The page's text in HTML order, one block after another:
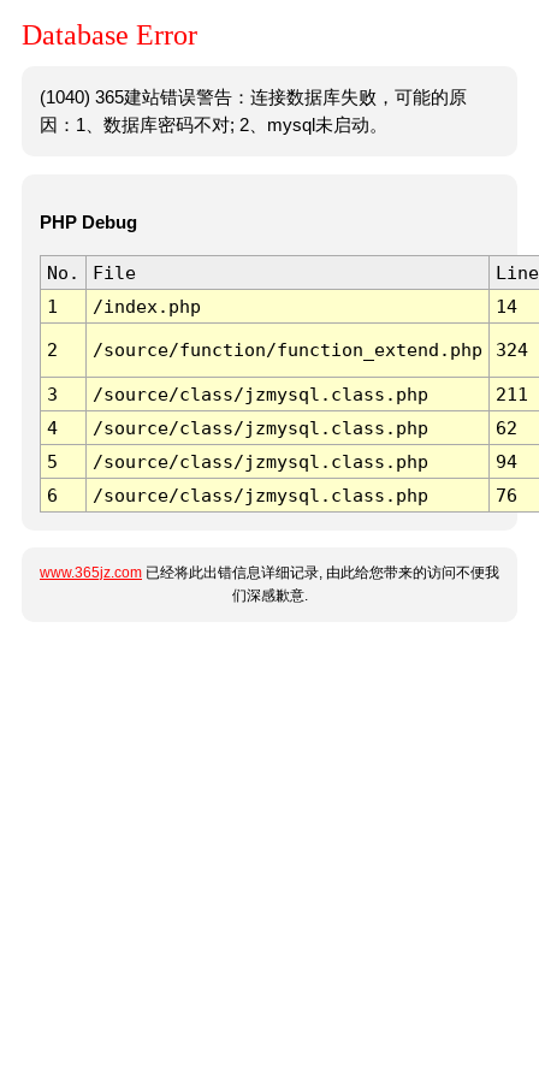
Database Error
(1040) 365建站错误警告：连接数据库失败，可能的原
因：1、数据库密码不对; 2、mysql未启动。
PHP Debug
No. File
Line
1
/index.php 14
2 /source/function/function_extend.php 324
3 /source/class/jzmysql.class.php
211
4
/source/class/jzmysql.class.php
62
5
/source/class/jzmysql.class.php
94
6
/source/class/jzmysql.class.php 76
www.365jz.com 已经将此出错信息详细记录, 由此给您带来的访问不便我
们深感歉意.